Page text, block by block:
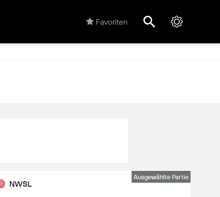
Favoriten
Ausgewählte Partie
NWSL